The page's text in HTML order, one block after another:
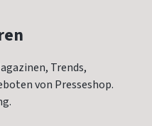
Trends,
von Presseshop.